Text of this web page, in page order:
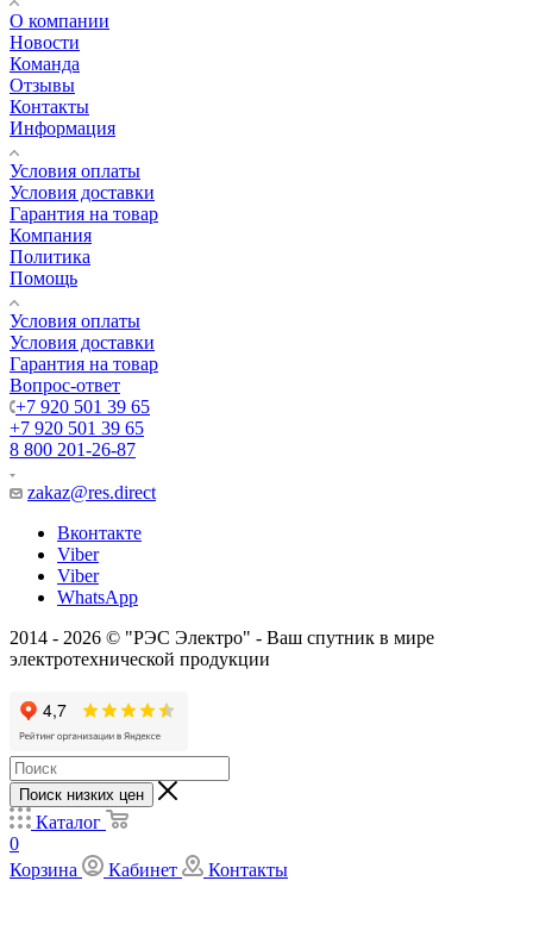
О компании
Новости
Команда
Отзывы
Контакты
Информация
Условия оплаты
Условия доставки
Гарантия на товар
Компания
Политика
Помощь
Условия оплаты
Условия доставки
Гарантия на товар
Вопрос-ответ
+7 920 501 39 65
+7 920 501 39 65
8 800 201-26-87
zakaz@res.direct
Вконтакте
Viber
Viber
WhatsApp
2014 - 2026 © "РЭС Электро" - Ваш спутник в мире
электротехнической продукции
Поиск низких цен
Каталог
0
Корзина
Кабинет Контакты